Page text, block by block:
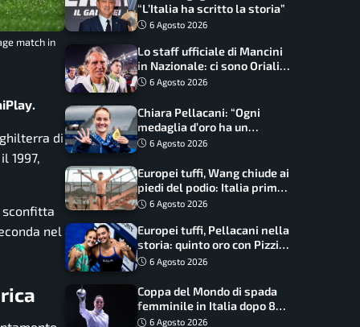
match in
di
1997,
sconfitta
nel
“L’Italia ha scritto la storia”
6 Agosto 2026
Lo staff ufficiale di Mancini
in Nazionale: ci sono Oriali e
Bonucci, confermato un
6 Agosto 2026
Chiara Pellacani: “Ogni
medaglia d’oro ha un
significato diverso. Ho fatto
6 Agosto 2026
Europei tuffi, Wang chiude ai
piedi del podio: Italia prima
nel medagliere
6 Agosto 2026
Europei tuffi, Pellacani nella
storia: quinto oro con Pizzini
nel sincro da 3 metri
6 Agosto 2026
Coppa del Mondo di spada
femminile in Italia dopo 8
anni, Alberta Santuccio: “Il
6 Agosto 2026